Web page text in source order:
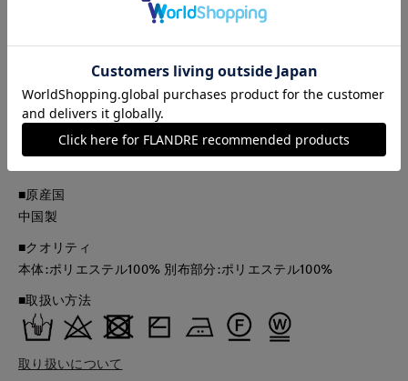
品とは、サイズや色味、素材、デザイン等の仕様が若干変更に
なる場合がございます。
■原産国
中国製
■クオリティ
本体:ポリエステル100% 別布部分:ポリエステル100%
■取扱い方法
取り扱いについて